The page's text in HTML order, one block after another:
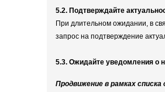
5.2. Подтверждайте
При длительном ожидании, в
запрос на подтверждение
5.3. Ожидайте уведомления о
Продвижение в рамках